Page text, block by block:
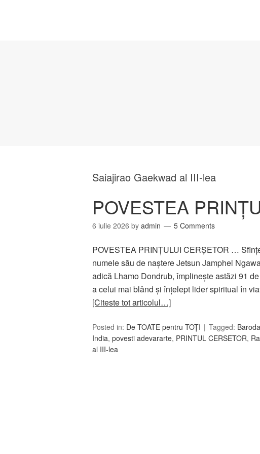
Saiajirao Gaekwad al III-lea
POVESTEA
6 iulie 2026 by admin 5 Comments
POVESTEA PRINȚULUI CERȘETOR …
numele său de naştere Jetsun Jamphel
adică Lhamo Dondrub, împlineşte astăzi 91
a celui mai blând și înțelept lider spiritual în
[Citeste tot articolul…]
Posted in: De TOATE pentru TOȚI Tagged: Baroda
India, povesti adevararte, PRINTUL CERSETOR,
al III-lea